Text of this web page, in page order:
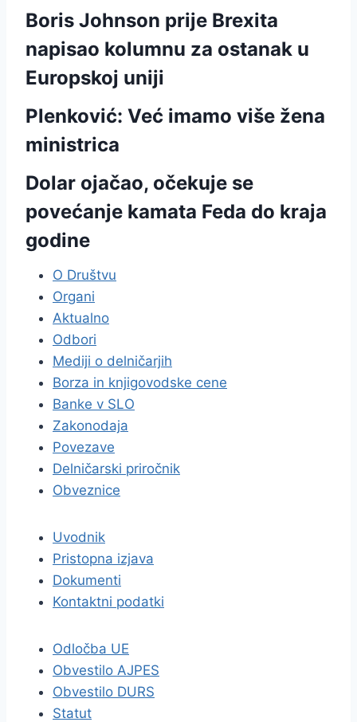
Boris Johnson prije Brexita
napisao kolumnu za ostanak u
Europskoj uniji
Plenković: Već imamo više žena
ministrica
Dolar ojačao, očekuje se
povećanje kamata Feda do kraja
godine
O Društvu
Organi
Aktualno
Odbori
Mediji o delničarjih
Borza in knjigovodske cene
Banke v SLO
Zakonodaja
Povezave
Delničarski priročnik
Obveznice
Uvodnik
Pristopna izjava
Dokumenti
Kontaktni podatki
Odločba UE
Obvestilo AJPES
Obvestilo DURS
Statut